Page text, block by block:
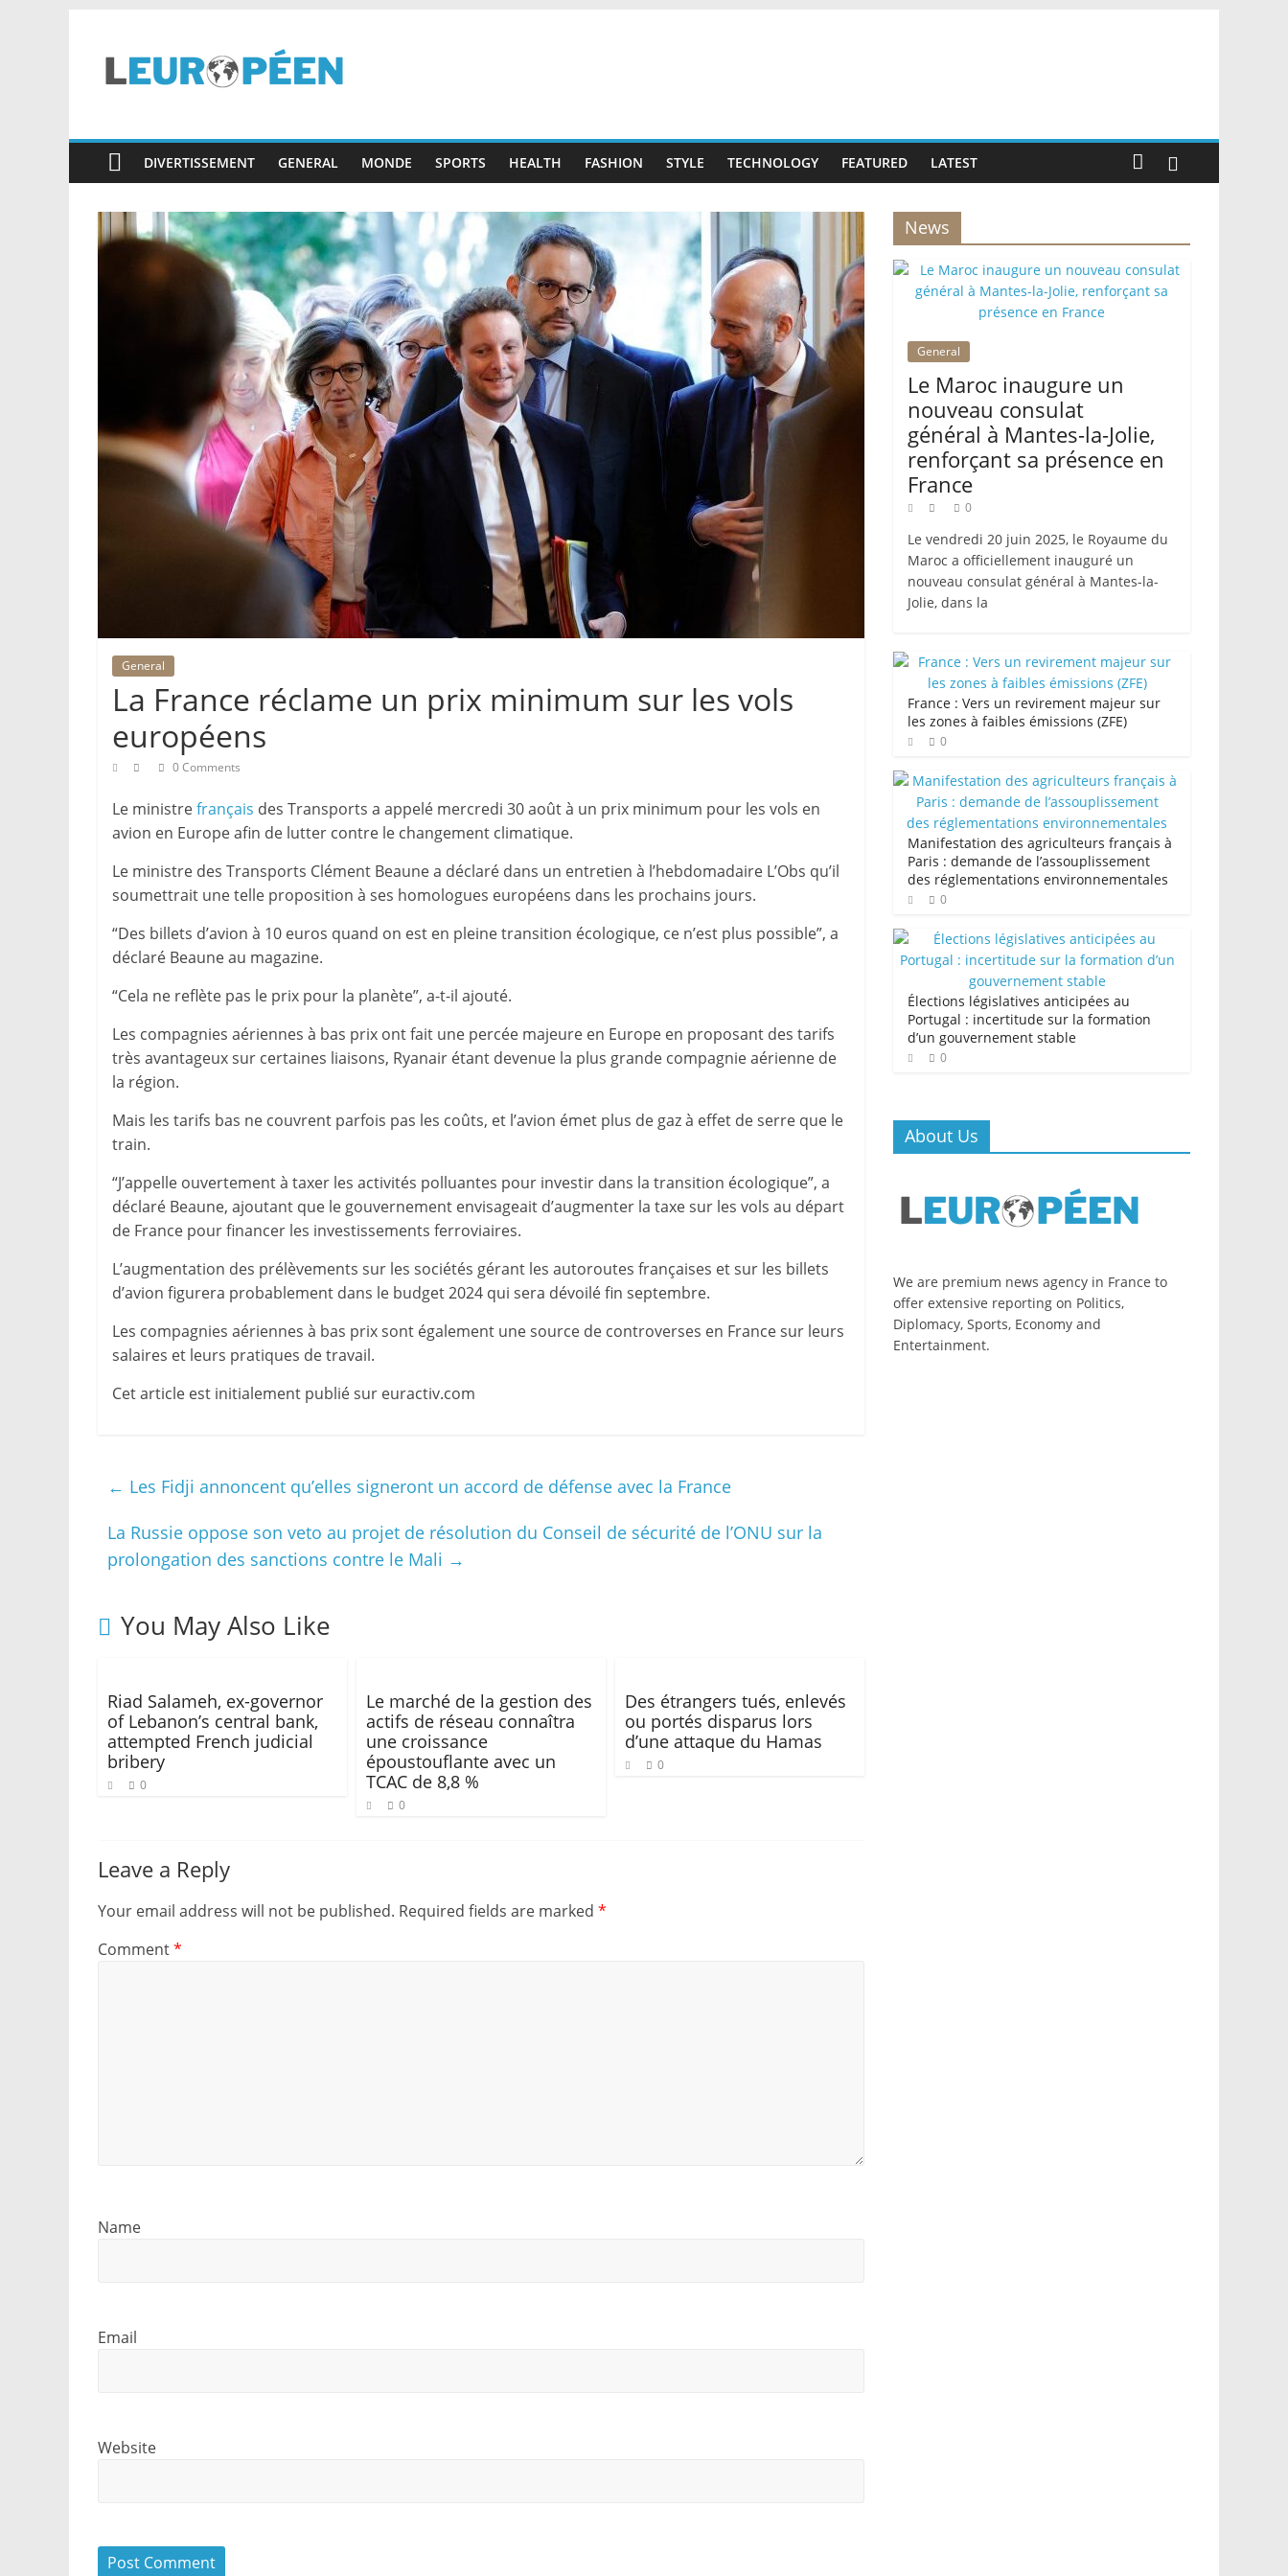
leuropéen.com
DIVERTISSEMENT GENERAL MONDE SPORTS HEALTH FASHION STYLE TECHNOLOGY FEATURED LATEST
General
La France réclame un prix minimum sur les vols
européens
0 Comments
Le ministrefrançais des Transports a appelé mercredi 30 août à un prix minimum pour les vols en
avion en Europe afin de lutter contre le changement climatique.
Le ministre des Transports Clément Beaune a déclaré dans un entretien à l’hebdomadaire L’Obs qu’il
soumettrait une telle proposition à ses homologues européens dans les prochains jours.
“Des billets d’avion à 10 euros quand on est en pleine transition écologique, ce n’est plus possible”, a
déclaré Beaune au magazine.
“Cela ne reflète pas le prix pour la planète”, a-t-il ajouté.
Les compagnies aériennes à bas prix ont fait une percée majeure en Europe en proposant des tarifs
très avantageux sur certaines liaisons, Ryanair étant devenue la plus grande compagnie aérienne de
la région.
Mais les tarifs bas ne couvrent parfois pas les coûts, et l’avion émet plus de gaz à effet de serre que le
train.
“J’appelle ouvertement à taxer les activités polluantes pour investir dans la transition écologique”, a
déclaré Beaune, ajoutant que le gouvernement envisageait d’augmenter la taxe sur les vols au départ
de France pour financer les investissements ferroviaires.
L’augmentation des prélèvements sur les sociétés gérant les autoroutes françaises et sur les billets
d’avion figurera probablement dans le budget 2024 qui sera dévoilé fin septembre.
Les compagnies aériennes à bas prix sont également une source de controverses en France sur leurs
salaires et leurs pratiques de travail.
Cet article est initialement publié sur euractiv.com
← Les Fidji annoncent qu’elles signeront un accord de défense avec la France
La Russie oppose son veto au projet de résolution du Conseil de sécurité de l’ONU sur la
prolongation des sanctions contre le Mali →
You May Also Like
Riad Salameh, ex-governor
of Lebanon’s central bank,
attempted French judicial
bribery
0
Le marché de la gestion des
actifs de réseau connaîtra
une croissance
époustouflante avec un
TCAC de 8,8 %
0
Des étrangers tués, enlevés
ou portés disparus lors
d’une attaque du Hamas
0
Leave a Reply
Your email address will not be published. Required fields are marked *
Comment*
Name
Email
Website
News
General
Le Maroc inaugure un
nouveau consulat
général à Mantes-la-Jolie,
renforçant sa présence en
France
0
Le vendredi 20 juin 2025, le Royaume du
Maroc a officiellement inauguré un
nouveau consulat général à Mantes-la-
Jolie, dans la
France : Vers un revirement majeur sur
les zones à faibles émissions (ZFE)
0
Manifestation des agriculteurs français à
Paris : demande de l’assouplissement
des réglementations environnementales
0
Élections législatives anticipées au
Portugal : incertitude sur la formation
d’un gouvernement stable
0
About Us
We are premium news agency in France to
offer extensive reporting on Politics,
Diplomacy, Sports, Economy and
Entertainment.